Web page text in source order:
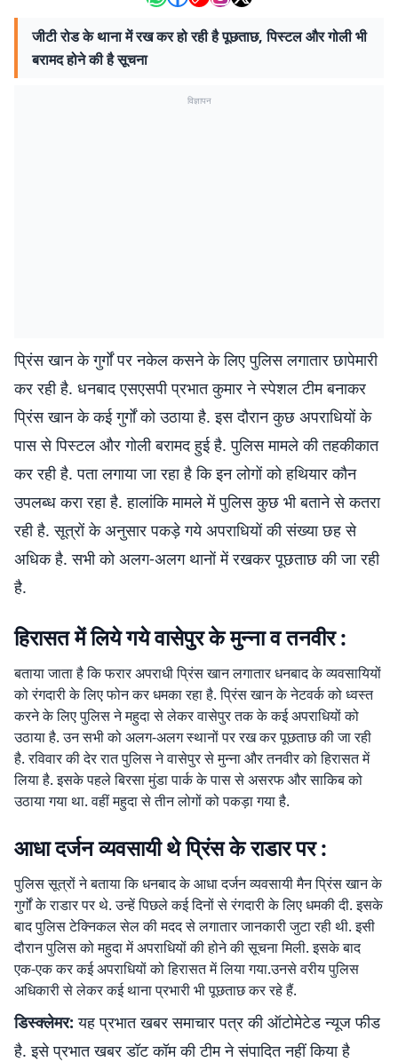
जीटी रोड के थाना में रख कर हो रही है पूछताछ, पिस्टल और गोली भी
बरामद होने की है सूचना
विज्ञापन
प्रिंस खान के गुर्गों पर नकेल कसने के लिए पुलिस लगातार छापेमारी
कर रही है. धनबाद एसएसपी प्रभात कुमार ने स्पेशल टीम बनाकर
प्रिंस खान के कई गुर्गों को उठाया है. इस दौरान कुछ अपराधियों के
पास से पिस्टल और गोली बरामद हुई है. पुलिस मामले की तहकीकात
कर रही है. पता लगाया जा रहा है कि इन लोगों को हथियार कौन
उपलब्ध करा रहा है. हालांकि मामले में पुलिस कुछ भी बताने से कतरा
रही है. सूत्रों के अनुसार पकड़े गये अपराधियों की संख्या छह से
अधिक है. सभी को अलग-अलग थानाें में रखकर पूछताछ की जा रही
है.
हिरासत में लिये गये वासेपुर के मुन्ना व तनवीर :
बताया जाता है कि फरार अपराधी प्रिंस खान लगातार धनबाद के व्यवसायियों
को रंगदारी के लिए फोन कर धमका रहा है. प्रिंस खान के नेटवर्क को ध्वस्त
करने के लिए पुलिस ने महुदा से लेकर वासेपुर तक के कई अपराधियों को
उठाया है. उन सभी को अलग-अलग स्थानों पर रख कर पूछताछ की जा रही
है. रविवार की देर रात पुलिस ने वासेपुर से मुन्ना और तनवीर को हिरासत में
लिया है. इसके पहले बिरसा मुंडा पार्क के पास से असरफ और साकिब को
उठाया गया था. वहीं महुदा से तीन लोगों को पकड़ा गया है.
आधा दर्जन व्यवसायी थे प्रिंस के राडार पर :
पुलिस सूत्रों ने बताया कि धनबाद के आधा दर्जन व्यवसायी मैन प्रिंस खान के
गुर्गों के राडार पर थे. उन्हें पिछले कई दिनों से रंगदारी के लिए धमकी दी. इसके
बाद पुलिस टेक्निकल सेल की मदद से लगातार जानकारी जुटा रही थी. इसी
दौरान पुलिस को महुदा में अपराधियों की होने की सूचना मिली. इसके बाद
एक-एक कर कई अपराधियों को हिरासत में लिया गया.उनसे वरीय पुलिस
अधिकारी से लेकर कई थाना प्रभारी भी पूछताछ कर रहे हैं.
डिस्क्लेमर: यह प्रभात खबर समाचार पत्र की ऑटोमेटेड न्यूज फीड
है. इसे प्रभात खबर डॉट कॉम की टीम ने संपादित नहीं किया है